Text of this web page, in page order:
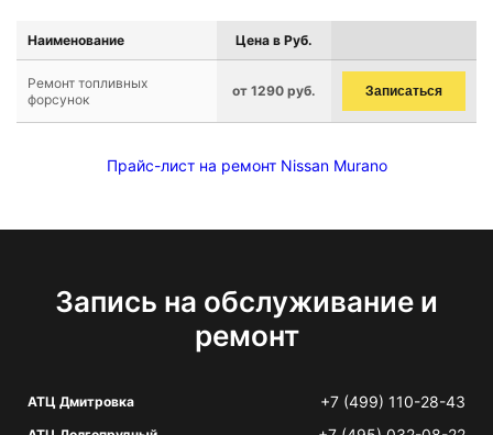
Наименование Цена в Руб.
Ремонт топливных
форсунок
от 1290 руб. Записаться
Прайс-лист на ремонт Nissan Murano
Запись на обслуживание и
ремонт
АТЦ Дмитровка +7 (499) 110-28-43